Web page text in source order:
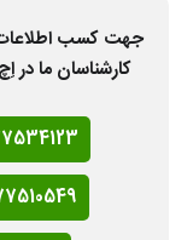
جهت کسب اطلاعات
کارشناسان ما در